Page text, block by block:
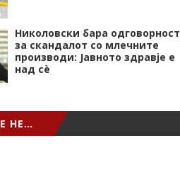
Николовски бара одговорност
за скандалот со млечните
производи: Јавното здравје е
над сѐ
НЕ…